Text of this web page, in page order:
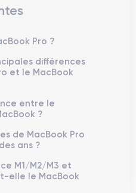
comme la puce
rapide et fluide,
exigeantes. De plus, son
à son écran Retina, en fait
travail professionnel dans
MacBook Pro est un outil de
avec la capacité de fournir
Pro
Pro ?
différences
et le MacBook
entre le
?
de MacBook Pro
ans ?
M1/M2/M3 et
elle le MacBook